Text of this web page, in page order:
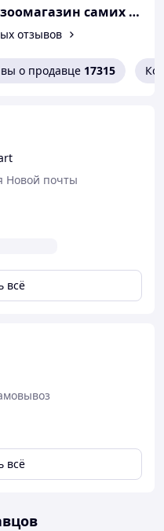
с другими
витамины
до 30°С.
ZooVet - інтернет зоомагазин самих низьких цін - Zoovetbaza.com.ua
отзывов
о продавце 17315
Новой почты
всё
всё